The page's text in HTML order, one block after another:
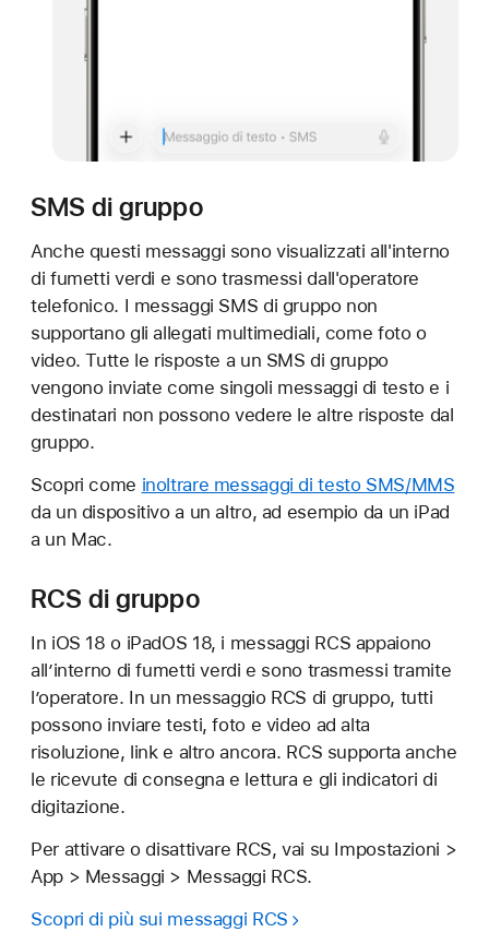
SMS di gruppo
Anche questi messaggi sono visualizzati all'interno
di fumetti verdi e sono trasmessi dall'operatore
telefonico. I messaggi SMS di gruppo non
supportano gli allegati multimediali, come foto o
video. Tutte le risposte a un SMS di gruppo
vengono inviate come singoli messaggi di testo e i
destinatari non possono vedere le altre risposte dal
gruppo.
Scopri come inoltrare messaggi di testo SMS/MMS
da un dispositivo a un altro, ad esempio da un iPad
a un Mac.
RCS di gruppo
In iOS 18 o iPadOS 18, i messaggi RCS appaiono
all’interno di fumetti verdi e sono trasmessi tramite
l’operatore. In un messaggio RCS di gruppo, tutti
possono inviare testi, foto e video ad alta
risoluzione, link e altro ancora. RCS supporta anche
le ricevute di consegna e lettura e gli indicatori di
digitazione.
Per attivare o disattivare RCS, vai su Impostazioni >
App > Messaggi > Messaggi RCS.
Scopri di più sui messaggi RCS